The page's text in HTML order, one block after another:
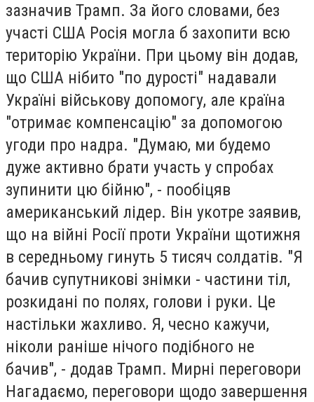
зазначив Трамп. За його словами, без
участі США Росія могла б захопити всю
територію України. При цьому він додав,
що США нібито "по дурості" надавали
Україні військову допомогу, але країна
"отримає компенсацію" за допомогою
угоди про надра. "Думаю, ми будемо
дуже активно брати участь у спробах
зупинити цю бійню", - пообіцяв
американський лідер. Він укотре заявив,
що на війні Росії проти України щотижня
в середньому гинуть 5 тисяч солдатів. "Я
бачив супутникові знімки - частини тіл,
розкидані по полях, голови і руки. Це
настільки жахливо. Я, чесно кажучи,
ніколи раніше нічого подібного не
бачив", - додав Трамп. Мирні переговори
Нагадаємо, переговори щодо завершення